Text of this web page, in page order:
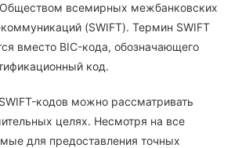
всемирных межбанковских
(SWIFT). Термин SWIFT
вместо BIC-кода, обозначающего
код.
кодов можно рассматривать
целях. Несмотря на все
для предоставления точных